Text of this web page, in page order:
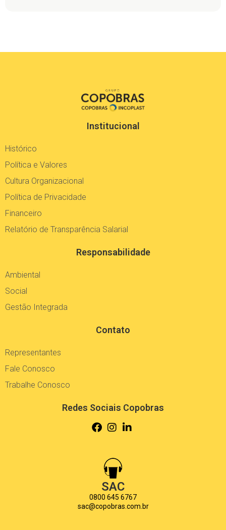
Institucional
Histórico
Política e Valores
Cultura Organizacional
Política de Privacidade
Financeiro
Relatório de Transparência Salarial
Responsabilidade
Ambiental
Social
Gestão Integrada
Contato
Representantes
Fale Conosco
Trabalhe Conosco
Redes Sociais Copobras
SAC
0800 645 6767
sac@copobras.com.br